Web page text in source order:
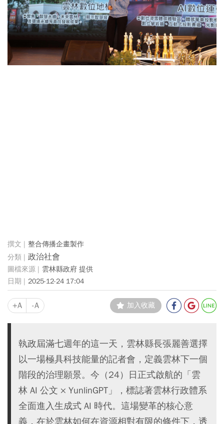
整合傳播企畫製作
政治社會
雲林縣政府 提供
2025-12-24 17:04
+A -A 加入收藏
執政屆滿七週年的這一天，雲林縣長張麗善選擇
以一場極具科技能量的記者會，定義雲林下一個
階段的治理願景。今（24）日正式啟航的「雲
林 AI 公文 × YunlinGPT」，標誌著雲林行政體系
全面進入生成式 AI 時代。這場變革的核心意
義，在於雲林如何在資源相對有限的條件下，透